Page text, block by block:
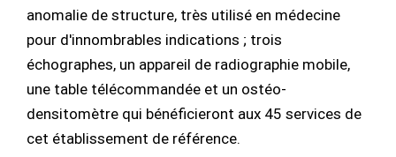
anomalie de structure, très utilisé en médecine
pour d'innombrables indications ; trois
échographes, un appareil de radiographie mobile,
une table télécommandée et un ostéo-
densitomètre qui bénéficieront aux 45 services de
cet établissement de référence.